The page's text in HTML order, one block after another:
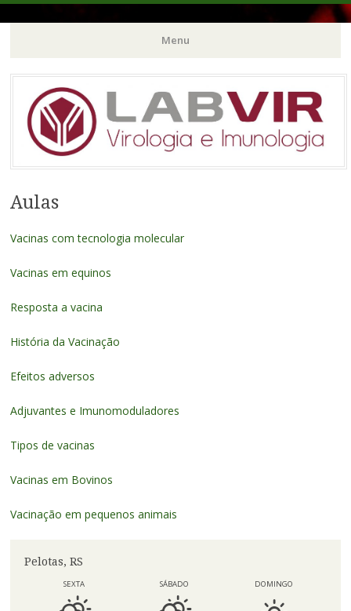
Menu
Pular
para
conteúdo
Aulas
Vacinas com tecnologia molecular
Vacinas em equinos
Resposta a vacina
História da Vacinação
Efeitos adversos
Adjuvantes e Imunomoduladores
Tipos de vacinas
Vacinas em Bovinos
Vacinação em pequenos animais
Pelotas, RS
SEXTA SÁBADO DOMINGO